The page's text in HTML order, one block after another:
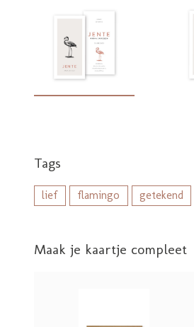
Tags
lief flamingo getekend
Maak je kaartje compleet